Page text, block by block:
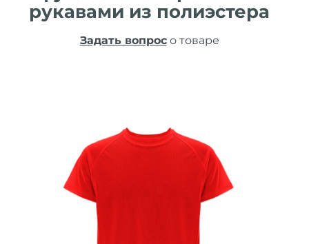
рукавами из полиэстера
Задать вопросо товаре